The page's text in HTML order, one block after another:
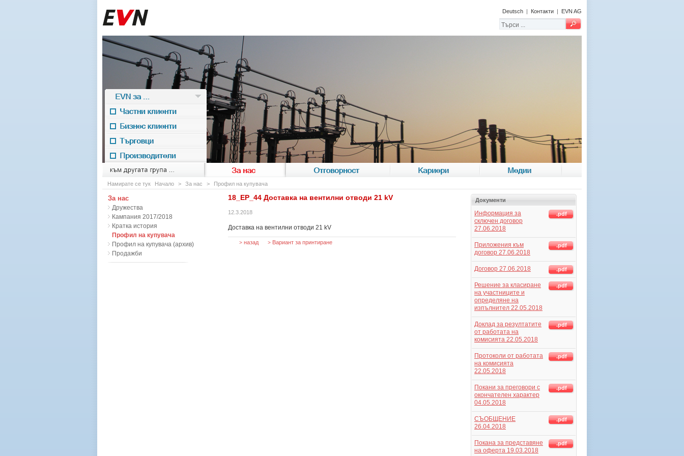
Deutsch | Контакти | EVN AG
към другата група ... За нас Отговорност Кариери Медии
EVN for
EVN за ...
Частни клиенти
Бизнес клиенти
Търговци
Производители
Намирате се тук Начало > За нас > Профил на купувача
18_EP_44 Доставка на вентилни отводи 21 kV
12.3.2018
Доставка на вентилни отводи 21 kV
> назад > Вариант за принтиране
За нас
Дружества
Кампания 2017/2018
Кратка история
Профил на купувача
Профил на купувача (архив)
Продажби
Документи
Информация за
сключен договор
27.06.2018
.pdf
Приложения към
договор 27.06.2018
.pdf
Договор 27.06.2018 .pdf
Решение за класиране
на участниците и
определяне на
изпълнител 22.05.2018
.pdf
Доклад за резултатите
от работата на
комисията 22.05.2018
.pdf
Протоколи от работата
на комисията
22.05.2018
.pdf
Покани за преговори с
окончателен характер
04.05.2018
.pdf
СЪОБЩЕНИЕ
26.04.2018
.pdf
Покана за представяне
на оферта 19.03.2018
.pdf